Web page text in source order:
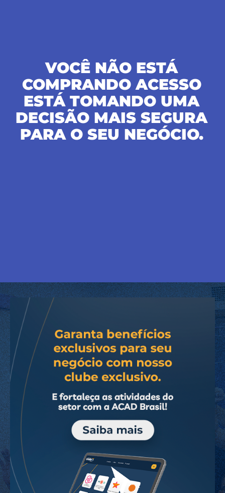
VOCÊ NÃO ESTÁ
COMPRANDO ACESSO
ESTÁ TOMANDO UMA
DECISÃO MAIS SEGURA
PARA O SEU NEGÓCIO.